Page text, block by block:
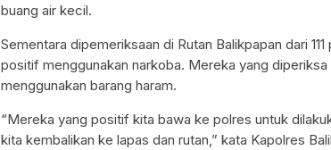
buang air kecil.
Sementara dipemeriksaan di Rutan Balikpapan dari
positif menggunakan narkoba. Mereka yang
menggunakan barang haram.
“Mereka yang positif kita bawa ke polres untuk
kita kembalikan ke lapas dan rutan,” kata Kapolres